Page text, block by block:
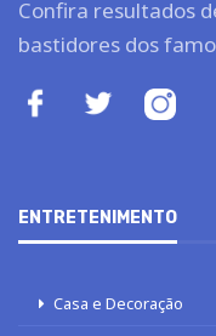
Confira resultados
bastidores dos
ENTRETENIMENTO
Casa e Decoração